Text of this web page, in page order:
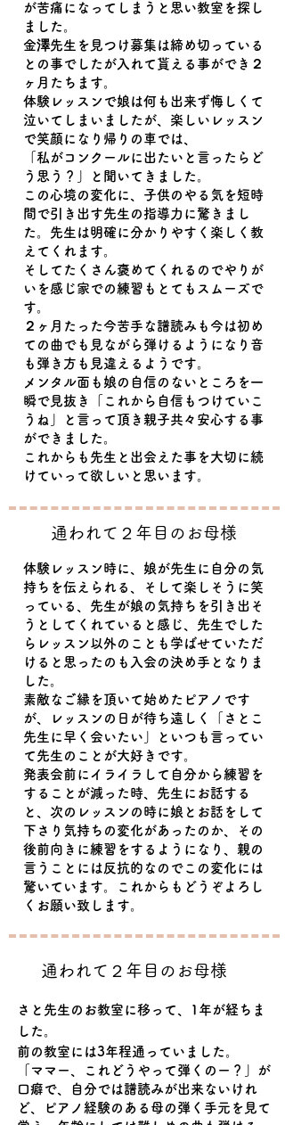
が苦痛になってしまうと思い教室を探し
ました。
金澤先生を見つけ募集は締め切っている
との事でしたが入れて貰える事ができ２
ヶ月たちます。
体験レッスンで娘は何も出来ず悔しくて
泣いてしまいましたが、楽しいレッスン
で笑顔になり帰りの車では、
「私がコンクールに出たいと言ったらど
う思う？」と聞いてきました。
この心境の変化に、子供のやる気を短時
間で引き出す先生の指導力に驚きまし
た。先生は明確に分かりやすく楽しく教
えてくれます。
そしてたくさん褒めてくれるのでやりが
いを感じ家での練習もとてもスムーズで
す。
２ヶ月たった今苦手な譜読みも今は初め
ての曲でも見ながら弾けるようになり音
も弾き方も見違えるようです。
メンタル面も娘の自信のないところを一
瞬で見抜き「これから自信もつけていこ
うね」と言って頂き親子共々安心する事
ができました。
これからも先生と出会えた事を大切に続
けていって欲しいと思います。
​通われて２年目のお母様
体験レッスン時に、娘が先生に自分の気
持ちを伝えられる、そして楽しそうに笑
っている、先生が娘の気持ちを引き出そ
うとしてくれていると感じ、先生でした
らレッスン以外のことも学ばせていただ
けると思ったのも入会の決め手となりま
した。
素敵なご縁を頂いて始めたピアノです
が、レッスンの日が待ち遠しく「さとこ
先生に早く会いたい」といつも言ってい
て先生のことが大好きです。
発表会前にイライラして自分から練習を
することが減った時、先生にお話する
と、次のレッスンの時に娘とお話をして
下さり気持ちの変化があったのか、その
後前向きに練習をするようになり、親の
言うことには反抗的なのでこの変化には
驚いています。これからもどうぞよろし
くお願い致します。
​通われて２年目のお母様
​さと先生のお教室に移って、1年が経ちま
した。
前の教室には3年程通っていました。
「ママー、これどうやって弾くのー？」が
口癖で、
自分では譜読みが出来ないけれ
ど、ピアノ経験のある母の弾く手元を見て